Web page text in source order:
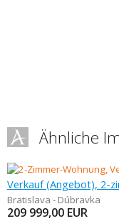
Ähnliche
Verkauf (Angebot), 2-
Bratislava - Dúbravka
209 999,00 EUR